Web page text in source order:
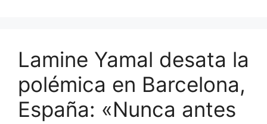
Lamine Yamal desata la
polémica en Barcelona,
​​España: «Nunca antes